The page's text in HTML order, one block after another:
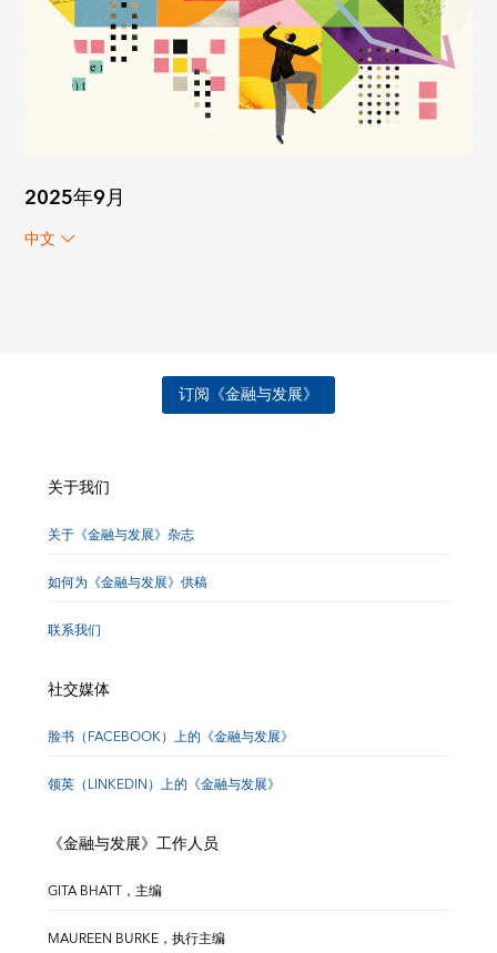
2025年9月
中文
订阅《金融与发展》
关于我们
关于《金融与发展》杂志
如何为《金融与发展》供稿
联系我们
社交媒体
脸书（FACEBOOK）上的《金融与发展》
领英（LINKEDIN）上的《金融与发展》
《金融与发展》工作人员
GITA BHATT，主编
MAUREEN BURKE，执行主编